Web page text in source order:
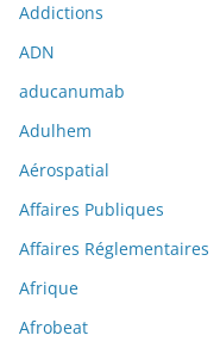
Addictions
ADN
aducanumab
Adulhem
Aérospatial
Affaires Publiques
Affaires Réglementaires
Afrique
Afrobeat